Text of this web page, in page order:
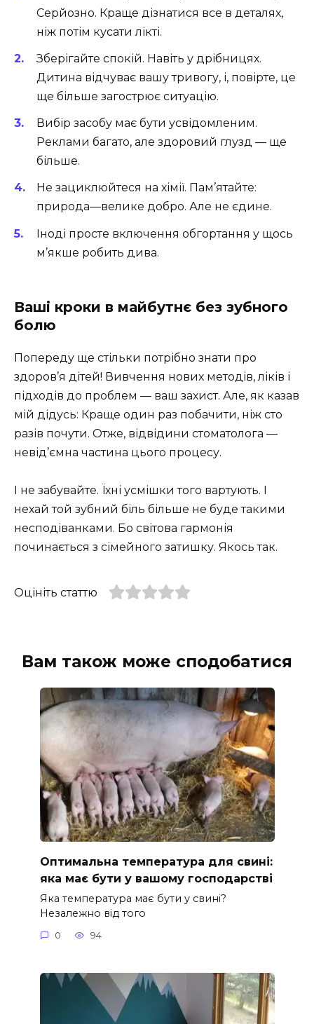
Серйозно. Краще дізнатися все в деталях,
ніж потім кусати лікті.
Зберігайте спокій. Навіть у дрібницях.
Дитина відчуває вашу тривогу, і, повірте, це
ще більше загострює ситуацію.
Вибір засобу має бути усвідомленим.
Реклами багато, але здоровий глузд — ще
більше.
Не зациклюйтеся на хімії. Пам’ятайте:
природа—велике добро. Але не єдине.
Іноді просте включення обгортання у щось
м’якше робить дива.
Ваші кроки в майбутнє без зубного
болю
Попереду ще стільки потрібно знати про
здоров’я дітей! Вивчення нових методів, ліків і
підходів до проблем — ваш захист. Але, як казав
мій дідусь: Краще один раз побачити, ніж сто
разів почути. Отже, відвідини стоматолога —
невід’ємна частина цього процесу.
І не забувайте. Їхні усмішки того вартують. І
нехай той зубний біль більше не буде такими
несподіванками. Бо світова гармонія
починається з сімейного затишку. Якось так.
Оцініть статтю
Вам також може сподобатися
Оптимальна температура для свині:
яка має бути у вашому господарстві
Яка температура має бути у свині?
Незалежно від того
0 94